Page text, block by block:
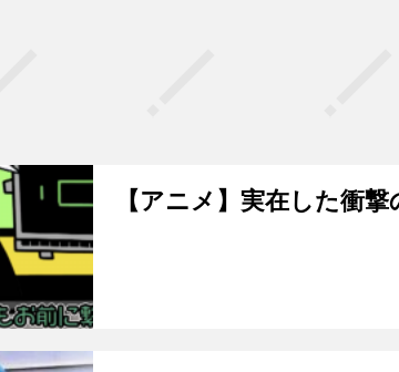
【アニメ】実在した衝